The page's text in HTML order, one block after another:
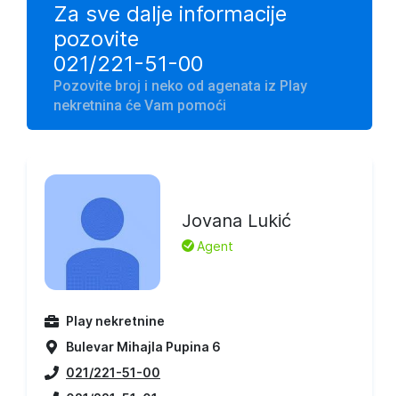
Za sve dalje informacije
pozovite
021/221-51-00
Pozovite broj i neko od agenata iz Play
nekretnina će Vam pomoći
Jovana Lukić
L Agent
Play nekretnine
Bulevar Mihajla Pupina 6
021/221-51-00